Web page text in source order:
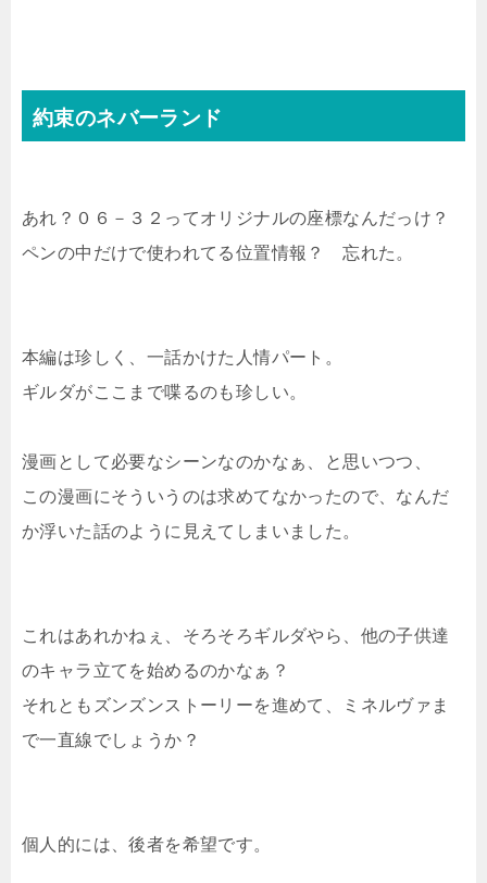
約束のネバーランド
あれ？０６－３２ってオリジナルの座標なんだっけ？
ペンの中だけで使われてる位置情報？ 忘れた。
本編は珍しく、一話かけた人情パート。
ギルダがここまで喋るのも珍しい。
漫画として必要なシーンなのかなぁ、と思いつつ、
この漫画にそういうのは求めてなかったので、なんだ
か浮いた話のように見えてしまいました。
これはあれかねぇ、そろそろギルダやら、他の子供達
のキャラ立てを始めるのかなぁ？
それともズンズンストーリーを進めて、ミネルヴァま
で一直線でしょうか？
個人的には、後者を希望です。